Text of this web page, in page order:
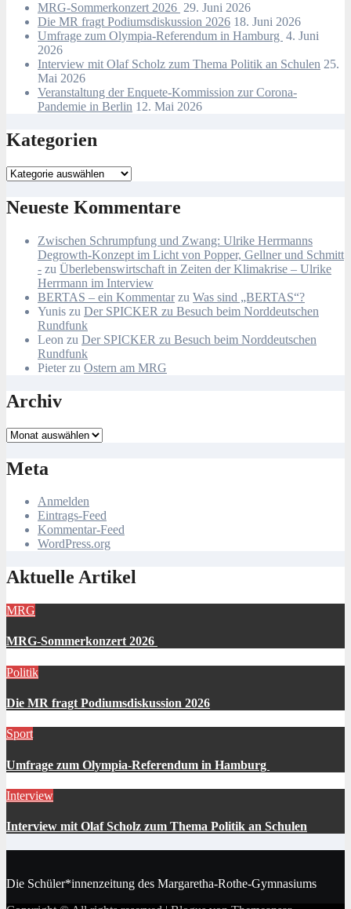
MRG-Sommerkonzert 2026 29. Juni 2026
Die MR fragt Podiumsdiskussion 2026 18. Juni 2026
Umfrage zum Olympia-Referendum in Hamburg 4. Juni
2026
Interview mit Olaf Scholz zum Thema Politik an Schulen 25.
Mai 2026
Veranstaltung der Enquete-Kommission zur Corona-
Pandemie in Berlin 12. Mai 2026
Kategorien
Kategorien
Neueste Kommentare
Zwischen Schrumpfung und Zwang: Ulrike Herrmanns
Degrowth-Konzept im Licht von Popper, Gellner und Schmitt
- zu Überlebenswirtschaft in Zeiten der Klimakrise – Ulrike
Herrmann im Interview
BERTAS – ein Kommentarzu Was sind „BERTAS“?
Yunis zu Der SPICKER zu Besuch beim Norddeutschen
Rundfunk
Leon zu Der SPICKER zu Besuch beim Norddeutschen
Rundfunk
Pieterzu Ostern am MRG
Archiv
Archiv
Meta
Anmelden
Eintrags-Feed
Kommentar-Feed
WordPress.org
Aktuelle Artikel
MRG
MRG-Sommerkonzert 2026
Politik
Die MR fragt Podiumsdiskussion 2026
Sport
Umfrage zum Olympia-Referendum in Hamburg
Interview
Interview mit Olaf Scholz zum Thema Politik an Schulen
Die Schüler*innenzeitung des Margaretha-Rothe-Gymnasiums